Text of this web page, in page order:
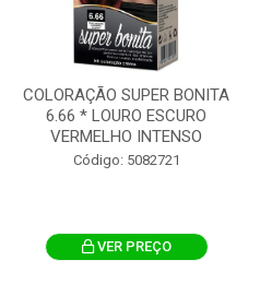
COLORAÇÃO SUPER BONITA
6.66 * LOURO ESCURO
VERMELHO INTENSO
Código: 5082721
VER PREÇO